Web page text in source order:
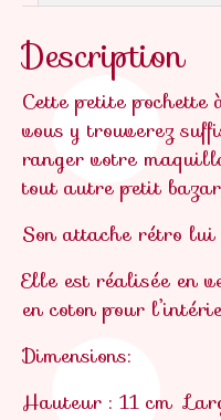
Description
Cette petite
vous y trouverez
ranger votre
tout autre petit
Son attache rétro
Elle est réalisée en
en coton pour
Dimensions:
Hauteur : 11 cm